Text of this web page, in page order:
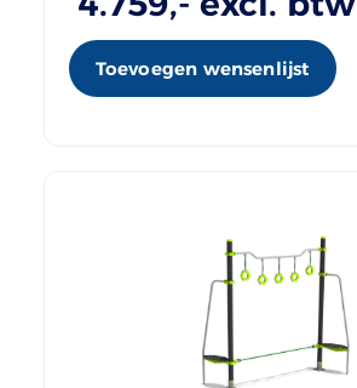
Toevoegen wensenlijst